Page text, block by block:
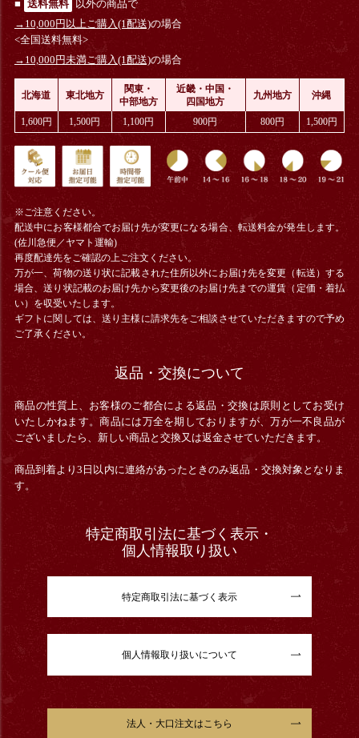
■ 送料無料
以外の商品で
→10,000円以上ご購入(1配送)の場合
<全国送料無料>
→10,000円未満ご購入(1配送)の場合
北海道 東北地方
関東・
中部地方
近畿・中国・
四国地方
九州地方 沖縄
1,600円 1,500円 1,100円 900円 800円 1,500円
※ご注意ください。
配送中にお客様都合でお届け先が変更になる場合、 転送料金が発生します。
(佐川急便／ヤマト運輸)
再度配達先をご確認の上ご注文ください。
万が一、荷物の送り状に記載された住所以外にお届け先を変更（転送）する
場合、送り状記載のお届け先から変更後のお届け先までの運賃（定価・着払
い）を収受いたします。
ギフトに関しては、送り主様に請求先をご相談させていただきますので予め
ご了承ください。
返品・交換について
商品の性質上、お客様のご都合による返品・交換は原則としてお受け
いたしかねます。商品には万全を期しておりますが、万が一不良品が
ございましたら、新しい商品と交換又は返金させていただきます。
商品到着より3日以内に連絡があったときのみ返品・交換対象となりま
す。
特定商取引法に基づく表示・
個人情報取り扱い
特定商取引法に基づく表示
個人情報取り扱いについて
法人・大口注文はこちら